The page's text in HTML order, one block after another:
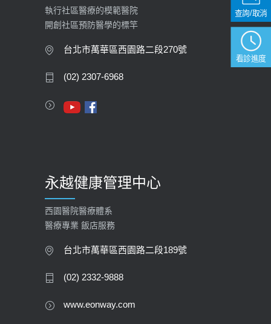
2026-02-06
大吃大喝、肥胖害到膽囊！膽結石、
膽息肉如何處理？
2023-09-27
執行社區醫療的模範醫院
開創社區預防醫學的標竿
台北市萬華區西園路二段270號
(02) 2307-6968
永越健康管理中心
西園醫院醫療體系
醫療專業 飯店服務
台北市萬華區西園路二段189號
(02) 2332-9888
www.eonway.com
看診進度
查詢/取消